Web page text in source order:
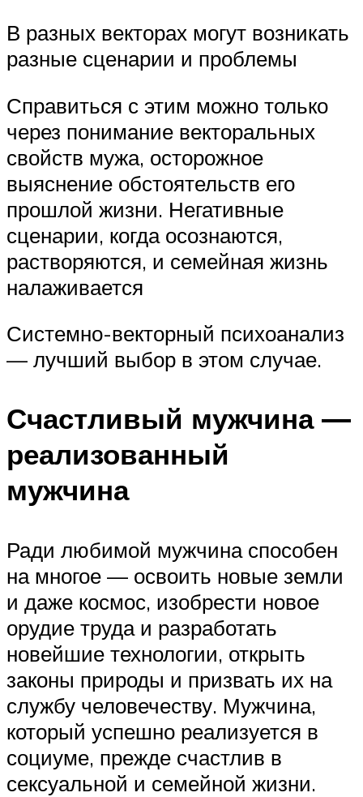
В разных векторах могут возникать
разные сценарии и проблемы
Справиться с этим можно только
через понимание векторальных
свойств мужа, осторожное
выяснение обстоятельств его
прошлой жизни. Негативные
сценарии, когда осознаются,
растворяются, и семейная жизнь
налаживается
Системно-векторный психоанализ
— лучший выбор в этом случае.
Счастливый мужчина —
реализованный
мужчина
Ради любимой мужчина способен
на многое — освоить новые земли
и даже космос, изобрести новое
орудие труда и разработать
новейшие технологии, открыть
законы природы и призвать их на
службу человечеству. Мужчина,
который успешно реализуется в
социуме, прежде счастлив в
сексуальной и семейной жизни.